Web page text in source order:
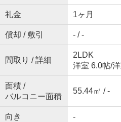
礼金 1ヶ月
償却 / 敷引 - / -
間取り / 詳細
2LDK
洋室 6.0帖/
面積 /
バルコニー面積
55.44㎡ / -
向き -